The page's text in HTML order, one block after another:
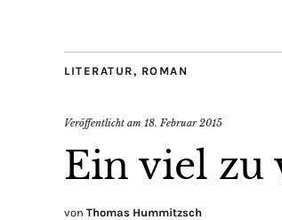
LITERATUR, ROMAN
Veröffentlicht am 18. Februar 2015
Ein viel zu
von Thomas Hummitzsch